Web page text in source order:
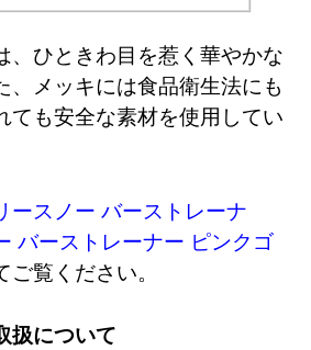
、ひときわ目を惹く華やかな
、メッキには食品衛生法にも
ても安全な素材を使用してい
ースノー バーストレーナ
バーストレーナー ピンクゴ
ご覧ください。
扱について